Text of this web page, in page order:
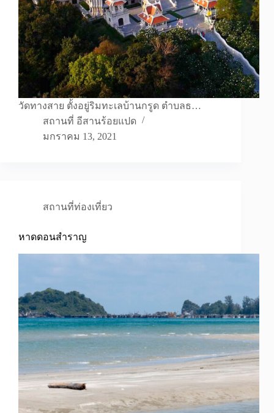
วัดทางสาย ตั้งอยู่ริมทะเลบ้านกรูด ตำบลธ…
สถานที่ อีสานร้อยแปด
มกราคม 13, 2021
สถานที่ท่องเที่ยว
หาดดอนสำราญ